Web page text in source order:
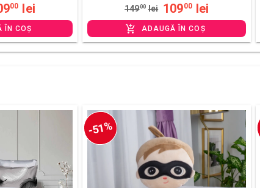
00 lei
ÎN COȘ
14900 lei 10900 lei
ADAUGĂ ÎN COȘ
-51%